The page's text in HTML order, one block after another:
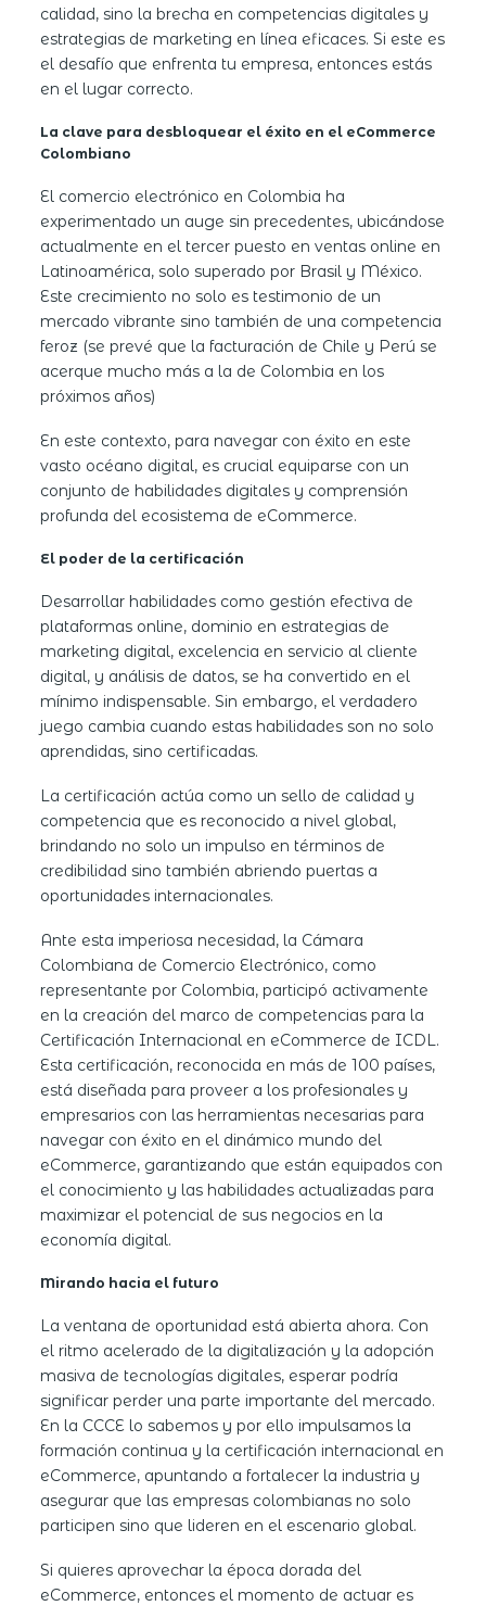
calidad, sino la brecha en competencias digitales y
estrategias de marketing en línea eficaces. Si este es
el desafío que enfrenta tu empresa, entonces estás
en el lugar correcto.
La clave para desbloquear el éxito en el eCommerce
Colombiano
El comercio electrónico en Colombia ha
experimentado un auge sin precedentes, ubicándose
actualmente en el tercer puesto en ventas online en
Latinoamérica, solo superado por Brasil y México.
Este crecimiento no solo es testimonio de un
mercado vibrante sino también de una competencia
feroz (se prevé que la facturación de Chile y Perú se
acerque mucho más a la de Colombia en los
próximos años)
En este contexto, para navegar con éxito en este
vasto océano digital, es crucial equiparse con un
conjunto de habilidades digitales y comprensión
profunda del ecosistema de eCommerce.
El poder de la certificación
Desarrollar habilidades como gestión efectiva de
plataformas online, dominio en estrategias de
marketing digital, excelencia en servicio al cliente
digital, y análisis de datos, se ha convertido en el
mínimo indispensable. Sin embargo, el verdadero
juego cambia cuando estas habilidades son no solo
aprendidas, sino certificadas.
La certificación actúa como un sello de calidad y
competencia que es reconocido a nivel global,
brindando no solo un impulso en términos de
credibilidad sino también abriendo puertas a
oportunidades internacionales.
Ante esta imperiosa necesidad, la Cámara
Colombiana de Comercio Electrónico, como
representante por Colombia, participó activamente
en la creación del marco de competencias para la
Certificación Internacional en eCommerce de ICDL.
Esta certificación, reconocida en más de 100 países,
está diseñada para proveer a los profesionales y
empresarios con las herramientas necesarias para
navegar con éxito en el dinámico mundo del
eCommerce, garantizando que están equipados con
el conocimiento y las habilidades actualizadas para
maximizar el potencial de sus negocios en la
economía digital.
Mirando hacia el futuro
La ventana de oportunidad está abierta ahora. Con
el ritmo acelerado de la digitalización y la adopción
masiva de tecnologías digitales, esperar podría
significar perder una parte importante del mercado.
En la CCCE lo sabemos y por ello impulsamos la
formación continua y la certificación internacional en
eCommerce, apuntando a fortalecer la industria y
asegurar que las empresas colombianas no solo
participen sino que lideren en el escenario global.
Si quieres aprovechar la época dorada del
eCommerce, entonces el momento de actuar es